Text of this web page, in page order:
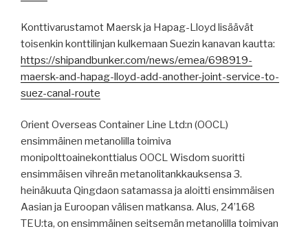
Konttivarustamot Maersk ja Hapag-Lloyd lisäävät
toisenkin konttilinjan kulkemaan Suezin kanavan kautta:
https://shipandbunker.com/news/emea/698919-
maersk-and-hapag-lloyd-add-another-joint-service-to-
suez-canal-route
Orient Overseas Container Line Ltd:n (OOCL)
ensimmäinen metanolilla toimiva
monipolttoainekonttialus OOCL Wisdom suoritti
ensimmäisen vihreän metanolitankkauksensa 3.
heinäkuuta Qingdaon satamassa ja aloitti ensimmäisen
Aasian ja Euroopan välisen matkansa. Alus, 24’168
TEU:ta, on ensimmäinen seitsemän metanolilla toimivan